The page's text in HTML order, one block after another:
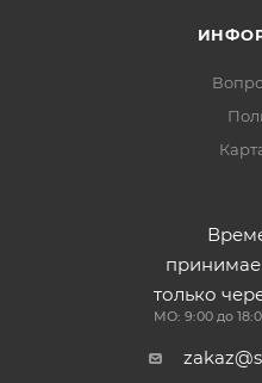
только
МО: 9:00 до